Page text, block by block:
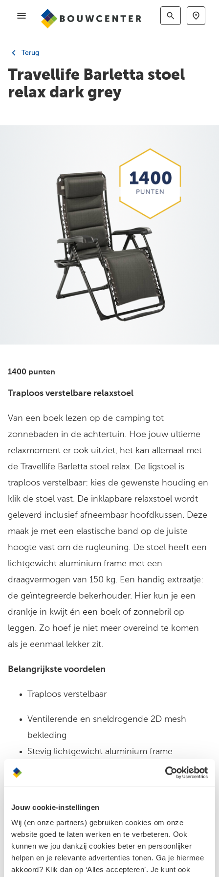
Jouw cookie-instellingen
Wij (en onze partners) gebruiken cookies om onze
website goed te laten werken en te verbeteren. Ook
kunnen we jou dankzij cookies beter en persoonlijker
helpen en je relevante advertenties tonen. Ga je hiermee
akkoord? Klik dan op ‘Alles accepteren’. Je kunt ook
Terug
Travellife Barletta stoel
relax dark grey
1400 punten
Traploos verstelbare relaxstoel
Van een boek lezen op de camping tot
zonnebaden in de achtertuin. Hoe jouw ultieme
relaxmoment er ook uitziet, het kan allemaal met
de Travellife Barletta stoel relax. De ligstoel is
traploos verstelbaar: kies de gewenste houding en
klik de stoel vast. De inklapbare relaxstoel wordt
geleverd inclusief afneembaar hoofdkussen. Deze
maak je met een elastische band op de juiste
hoogte vast om de rugleuning. De stoel heeft een
lichtgewicht aluminium frame met een
draagvermogen van 150 kg. Een handig extraatje:
de geïntegreerde bekerhouder. Hier kun je een
drankje in kwijt én een boek of zonnebril op
leggen. Zo hoef je niet meer overeind te komen
als je eenmaal lekker zit.
Belangrijkste voordelen
Traploos verstelbaar
Ventilerende en sneldrogende 2D mesh
bekleding
Stevig lichtgewicht aluminium frame
Inclusief afneembaar hoofdkussen en
Ventilerend en sneldrogend 2D mesh
De Barletta stoel relax is voorzien van 2D mesh